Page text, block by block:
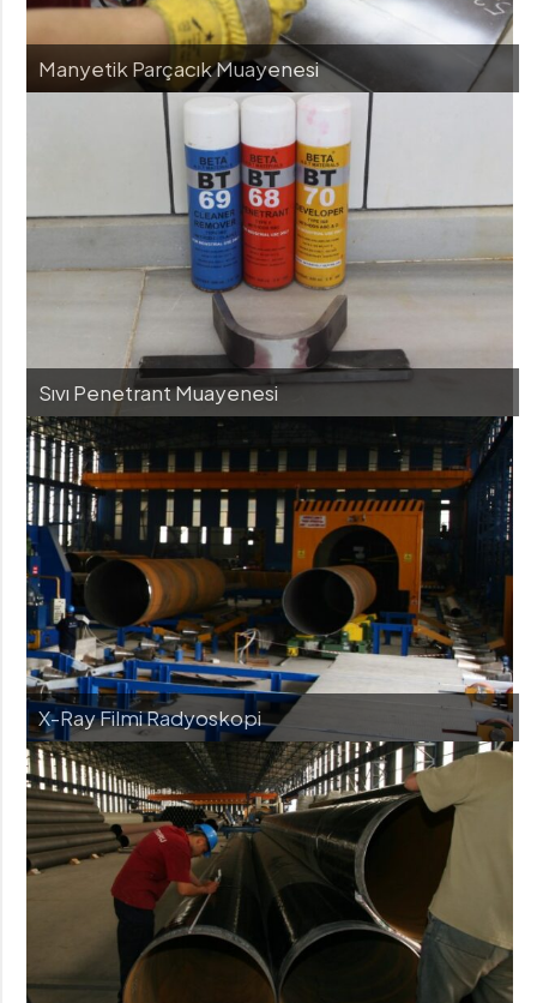
Manyetik Parçacık Muayenesi
Sıvı Penetrant Muayenesi
X-Ray Filmi Radyoskopi